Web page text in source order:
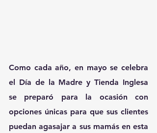
Como cada año, en mayo se celebra
el Día de la Madre y Tienda Inglesa
se preparó para la ocasión con
opciones únicas para que sus clientes
puedan agasajar a sus mamás en esta